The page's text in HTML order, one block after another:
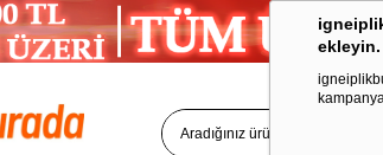
ekleyin.